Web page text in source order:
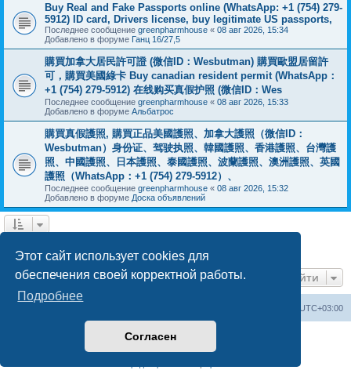
Этот сайт использует cookies для
обеспечения своей корректной работы.
Подробнее
Согласен
Buy Real and Fake Passports online (WhatsApp: +1 (754) 279-
5912) ID card, Drivers license, buy legitimate US passports,
Последнее сообщение greenpharmhouse « 08 авг 2026, 15:34
Добавлено в форуме Ганц 16/27,5
購買加拿大居民許可證 (微信ID：Wesbutman) 購買歐盟居留許
可，購買美國綠卡 Buy canadian resident permit (WhatsApp：
+1 (754) 279-5912) 在线购买真假护照 (微信ID：Wes
Последнее сообщение greenpharmhouse « 08 авг 2026, 15:33
Добавлено в форуме Альбатрос
購買真假護照, 購買正品美國護照、加拿大護照（微信ID：
Wesbutman）身份证、驾驶执照、韓國護照、香港護照、台灣護
照、中國護照、日本護照、泰國護照、波蘭護照、澳洲護照、英國
護照（WhatsApp：+1 (754) 279-5912）、
Последнее сообщение greenpharmhouse « 08 авг 2026, 15:32
Добавлено в форуме Доска объявлений
Перейти
UTC+03:00
Создано на основеphpBB® Forum Software © phpBB Limited
Русская поддержка phpBB